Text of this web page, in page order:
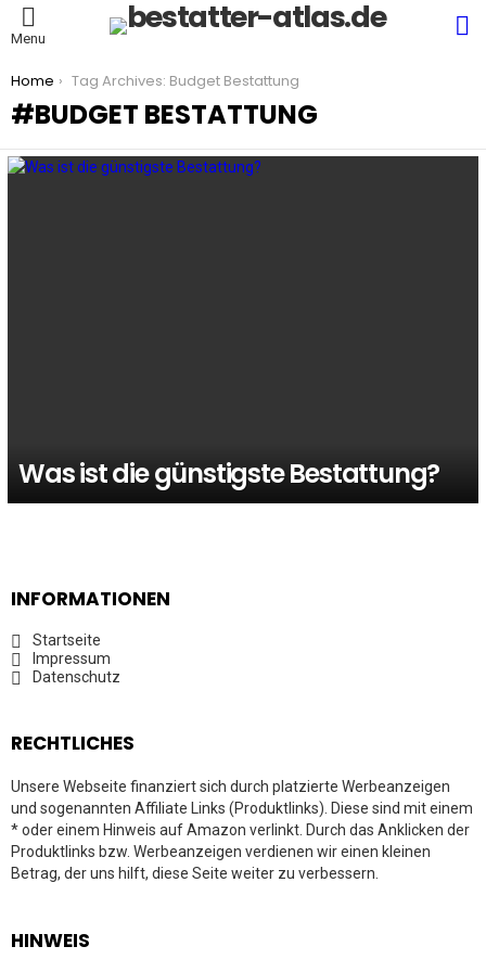
Menu
You are here:
Home Tag Archives: Budget Bestattung
BUDGET BESTATTUNG
Was ist die günstigste Bestattung?
INFORMATIONEN
Startseite
Impressum
Datenschutz
RECHTLICHES
Unsere Webseite finanziert sich durch platzierte Werbeanzeigen
und sogenannten Affiliate Links (Produktlinks). Diese sind mit einem
* oder einem Hinweis auf Amazon verlinkt. Durch das Anklicken der
Produktlinks bzw. Werbeanzeigen verdienen wir einen kleinen
Betrag, der uns hilft, diese Seite weiter zu verbessern.
HINWEIS